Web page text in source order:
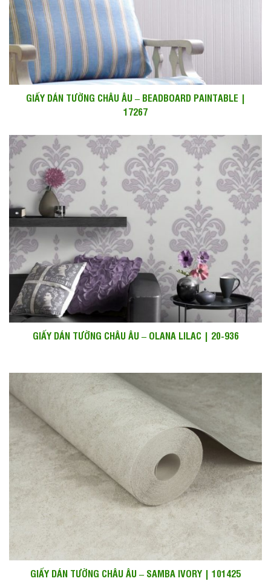
GIẤY DÁN TƯỜNG CHÂU ÂU – BEADBOARD PAINTABLE |
17267
GIẤY DÁN TƯỜNG CHÂU ÂU – OLANA LILAC | 20-936
GIẤY DÁN TƯỜNG CHÂU ÂU – SAMBA IVORY | 101425